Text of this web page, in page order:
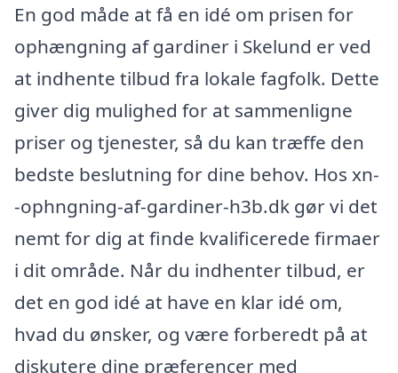
En god måde at få en idé om prisen for
ophængning af gardiner i Skelund er ved
at indhente tilbud fra lokale fagfolk. Dette
giver dig mulighed for at sammenligne
priser og tjenester, så du kan træffe den
bedste beslutning for dine behov. Hos xn-
-ophngning-af-gardiner-h3b.dk gør vi det
nemt for dig at finde kvalificerede firmaer
i dit område. Når du indhenter tilbud, er
det en god idé at have en klar idé om,
hvad du ønsker, og være forberedt på at
diskutere dine præferencer med